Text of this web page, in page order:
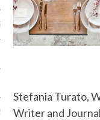
Stefania Turato,
Writer and